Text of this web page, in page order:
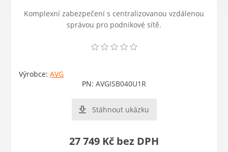
Komplexní zabezpečení s centralizovanou vzdálenou
správou pro podnikové sítě.
Výrobce: AVG
PN: AVGISB040U1R
Stáhnout ukázku
27 749 Kč bez DPH